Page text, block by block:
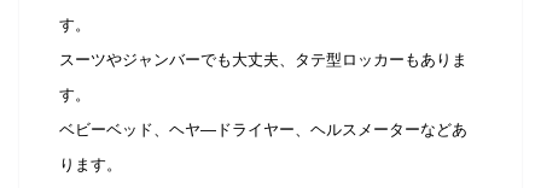
す。
スーツやジャンバーでも大丈夫、タテ型ロッカーもありま
す。
ベビーベッド、ヘヤ―ドライヤー、ヘルスメーターなどあ
ります。